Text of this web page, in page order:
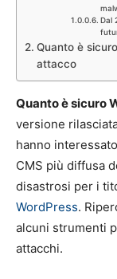
Dal
Quanto è
attacco
Quanto è sicuro
versione
hanno
CMS più diffusa
disastrosi per i
WordPress.
alcuni strumenti
attacchi.